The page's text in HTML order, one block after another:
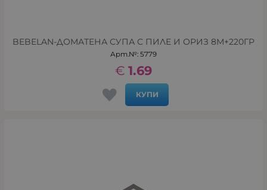
BEBELAN-ДОМАТЕНА СУПА С ПИЛЕ И ОРИЗ 8М+220ГР
Арт.№: 5779
1.69
€
КУПИ